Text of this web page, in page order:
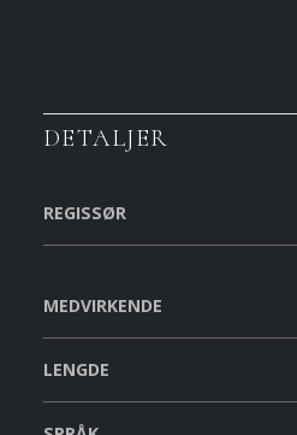
DETALJER
REGISSØR
MEDVIRKENDE
LENGDE